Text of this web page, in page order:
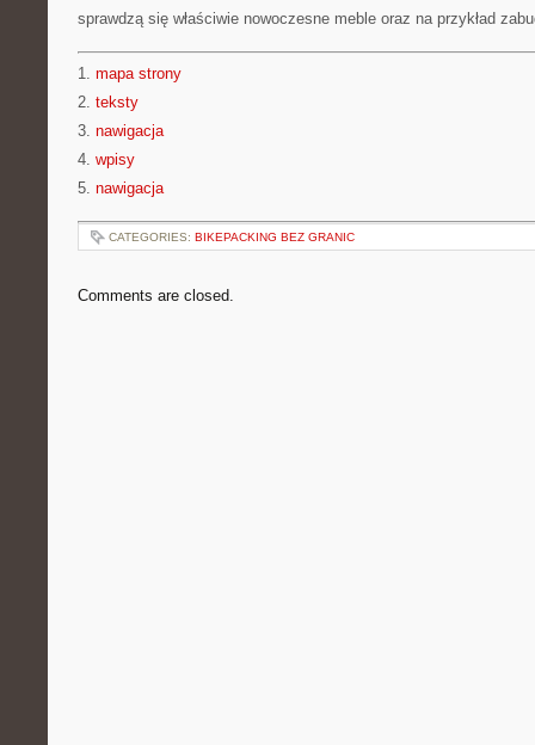
sprawdzą się właściwie nowoczesne meble oraz na przykład
1. mapa strony
2. teksty
3. nawigacja
4. wpisy
5. nawigacja
CATEGORIES: BIKEPACKING BEZ GRANIC
Comments are closed.